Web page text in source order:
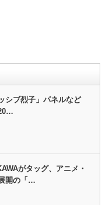
シブ烈子」パネルなど
がタッグ、アニメ・
開の「…